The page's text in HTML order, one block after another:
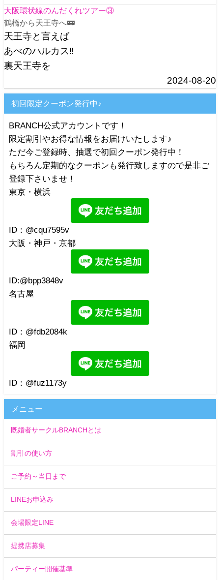
大阪環状線のんだくれツアー③
鶴橋から天王寺へ🚃
天王寺と言えば
あべのハルカス‼️
裏天王寺を
2024-08-20
初回限定クーポン発行中♪
BRANCH公式アカウントです！
限定割引やお得な情報をお届けいたします♪
ただ今ご登録時、抽選で初回クーポン発行中！
もちろん定期的なクーポンも発行致しますので是非ご
登録下さいませ！
東京・横浜
ID：@cqu7595v
大阪・神戸・京都
ID:@bpp3848v
名古屋
ID：@fdb2084k
福岡
ID：@fuz1173y
メニュー
既婚者サークルBRANCHとは
割引の使い方
ご予約～当日まで
LINEお申込み
会場限定LINE
提携店募集
パーティー開催基準